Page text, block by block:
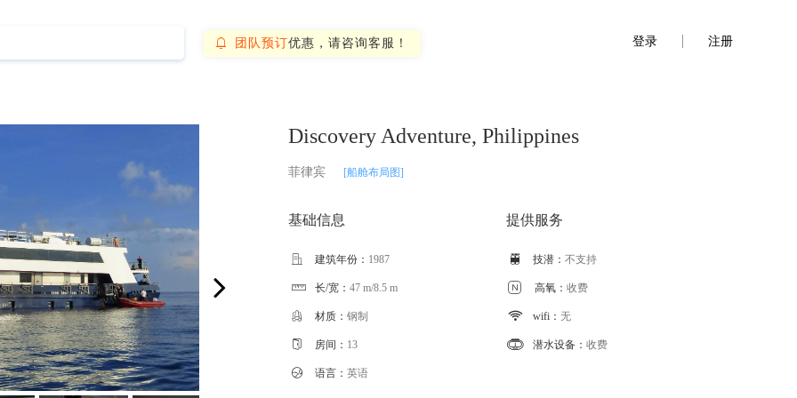
 团队预订优惠，请咨询客服！ 登录 注册
Discovery Adventure, Philippines
菲律宾 [船舱布局图]
基础信息
 建筑年份： 1987
 长/宽： 47 m/8.5 m
 材质： 钢制
 房间： 13
提供服务
 技潜： 不支持
 高氧： 收费
 wifi： 无
 潜水设备： 收费
 语言： 英语